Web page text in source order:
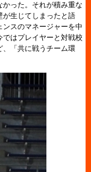
かった。それが積み重な
が生じてしまったと語
スのマネージャーを中
はプレイヤーと対戦校
、「共に戦うチーム環